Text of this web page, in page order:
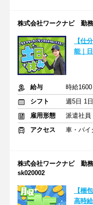
株式会社ワークナビ 勤
【仕
能｜
給与
時給
シフト
週5日 1
雇用形態
派遣社員
アクセス
車・バイ
株式会社ワークナビ 勤
sk020002
【梱
高時